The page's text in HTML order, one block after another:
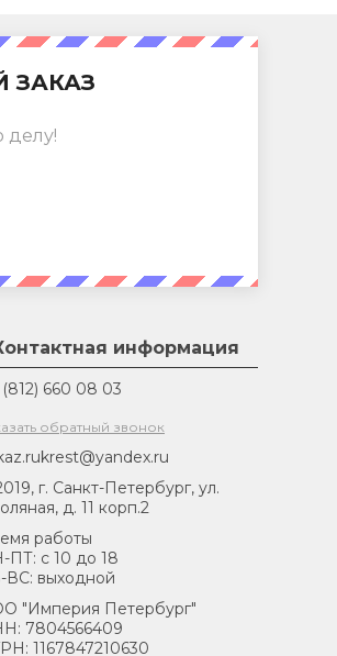
ЗАКАЗ
делу!
информация
660 08 03
обратный звонок
г. Санкт-Петербург, ул.
д. 11 корп.2
работы
ПТ: с 10 до 18
ВС: выходной
"Империя Петербург"
7804566409
1167847210630